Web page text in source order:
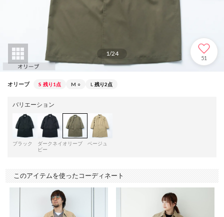
1/24
51
オリーブ S 残り1点 M ○ L 残り2点
バリエーション
ブラック
ダークネイ
ビー
オリーブ ベージュ
このアイテムを使ったコーディネート